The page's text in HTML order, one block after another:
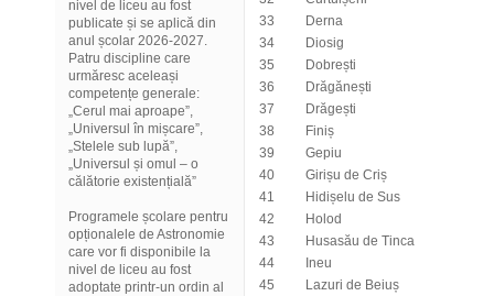
nivel de liceu au fost
publicate și se aplică din
anul școlar 2026-2027.
Patru discipline care
urmăresc aceleași
competențe generale:
„Cerul mai aproape”,
„Universul în mișcare”,
„Stelele sub lupă”,
„Universul și omul – o
călătorie existențială”
Programele școlare pentru
opționalele de Astronomie
care vor fi disponibile la
nivel de liceu au fost
adoptate printr-un ordin al
33
Derna
34
Diosig
35
Dobrești
36
Drăgănești
37
Drăgești
38
Finiș
39
Gepiu
40
Girișu de Criș
41
Hidișelu de Sus
42
Holod
43
Husasău de Tinca
44
Ineu
45
Lazuri de Beiuș